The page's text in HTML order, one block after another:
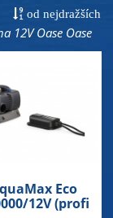
od nejdražších
12V Oase Oase
Eco
12V (profi